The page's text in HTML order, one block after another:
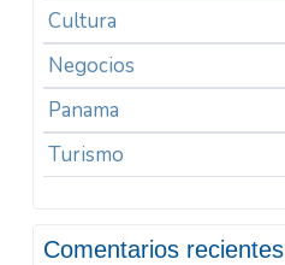
Cultura
Negocios
Panama
Turismo
Comentarios recientes